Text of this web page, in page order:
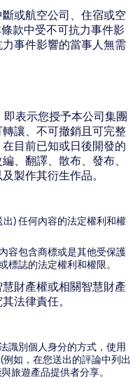
或航空公司、住宿或空
款中受不可抗力事件影
事件影響的當事人無需
表示您授予本公司集團
讓、不可撤銷且可完整
目前已知或日後開發的
、翻譯、散布、發布、
製作其衍生作品。
) 任何內容的法定權利和權
容包含商標或是其他受保護
標誌的法定權利和權限。
財產權或相關智慧財產
法律責任。
識別個人身分的方式，使用
如，在您送出的評論中列出
旅遊產品提供者分享。